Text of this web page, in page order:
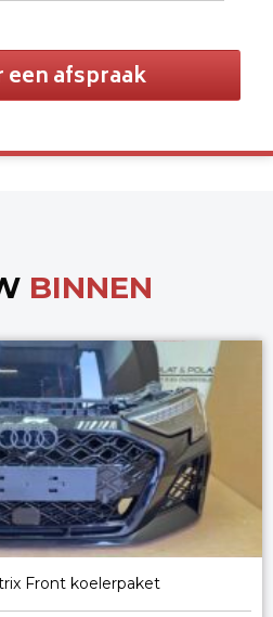
een afspraak
BINNEN
Front koelerpaket